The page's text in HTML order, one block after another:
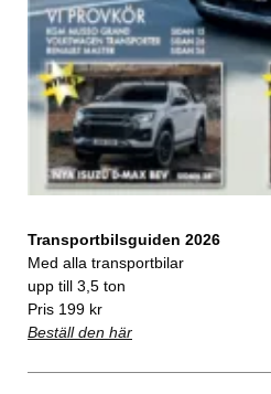
Transportbilsguiden 2026
Med alla transportbilar
upp till 3,5 ton
Pris 199 kr
Beställ den här